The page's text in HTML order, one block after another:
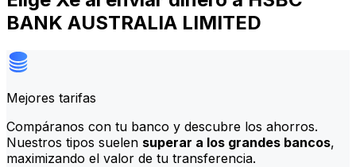
BANK AUSTRALIA LIMITED
Mejores tarifas
Compáranos con tu banco y descubre los ahorros.
Nuestros tipos suelen superar a los grandes bancos,
maximizando el valor de tu transferencia.